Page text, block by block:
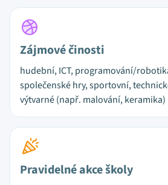
Zájmové činosti
hudební, ICT, programování/
společenské hry, sportovní,
výtvarné (např. malování, keramika)
Pravidelné akce školy